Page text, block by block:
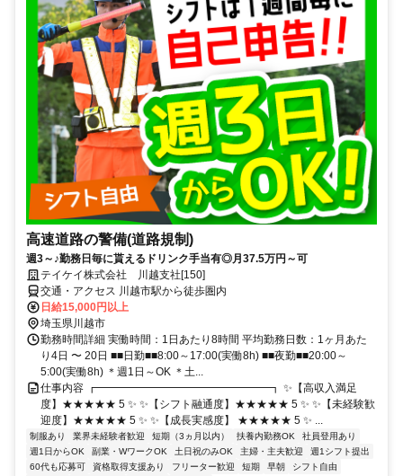
高速道路の警備(道路規制)
週3～♪勤務日毎に貰えるドリンク手当有◎月37.5万円～可
テイケイ株式会社 川越支社[150]
交通・アクセス 川越市駅から徒歩圏内
日給15,000円以上
埼玉県川越市
勤務時間詳細 実働時間：1日あたり8時間 平均勤務日数：1ヶ月あた
り4日 〜 20日 ■■日勤■■8:00～17:00(実働8h) ■■夜勤■■20:00～
5:00(実働8h) ＊週1日～OK ＊土...
仕事内容 ┏━━━━━━━━━━━━━━━━┓ ✨【高収入満足
度】★★★★★ 5 ✨ ✨【シフト融通度】★★★★★ 5 ✨ ✨【未経験歓
迎度】★★★★★ 5 ✨ ✨【成長実感度】 ★★★★★ 5 ✨ ...
制服あり 業界未経験者歓迎 短期（3ヵ月以内） 扶養内勤務OK
社員登用あり
週1日からOK
副業・WワークOK 土日祝のみOK 主婦・主夫歓迎
週1シフト提出
60代も応募可
資格取得支援あり フリーター歓迎 短期 早朝
シフト自由